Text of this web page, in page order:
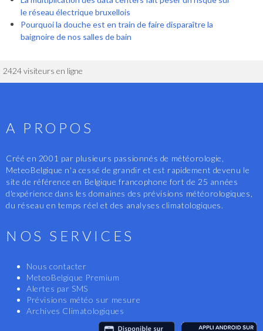
le réseau électrique bruxellois
Pourquoi la douche est en train de faire disparaître la
baignoire de nos salles de bain
2424 visiteurs en ligne
A PROPOS
Créé en 2001 par plusieurs passionnés de météorologie,
MeteoBelgique n'a cessé de grandir et est rapidement devenu le
site de référence en Belgique francophone fort de 25 années
d'expérience dans les domaines des prévisions météorologiques,
du réseau en temps réel et des analyses climatologiques.
NOS SERVICES
Nous contacter
MeteoBelgique Premium
Alertes par SMS
Prévisions météo sur mesure
Archives Climatologiques